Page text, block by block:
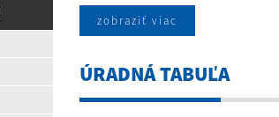
zobraziť viac
ÚRADNÁ TABUĽA